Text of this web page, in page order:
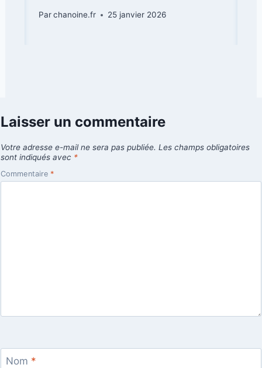
Parchanoine.fr 25 janvier 2026
Laisser un commentaire
Votre adresse e-mail ne sera pas publiée. Les champs obligatoires
sont indiqués avec *
Commentaire *
Nom *